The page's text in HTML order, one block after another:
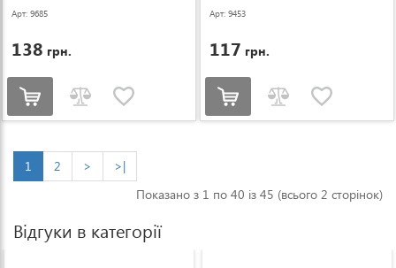
Арт: 9685
138 грн.
Арт: 9453
117 грн.
1 2 >
>|
Показано з 1 по 40 із 45 (всього 2 сторінок)
Відгуки в категорії